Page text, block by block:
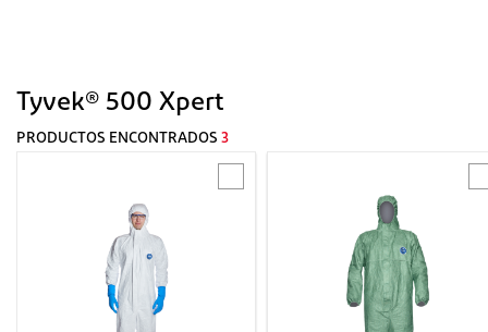
Tyvek® 500 Xpert
PRODUCTOS ENCONTRADOS 3